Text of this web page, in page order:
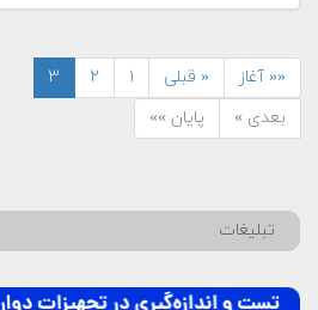
«« آغاز « قبلی ۱ ۲
۳
بعدی »
پایان »»
تبلیغات